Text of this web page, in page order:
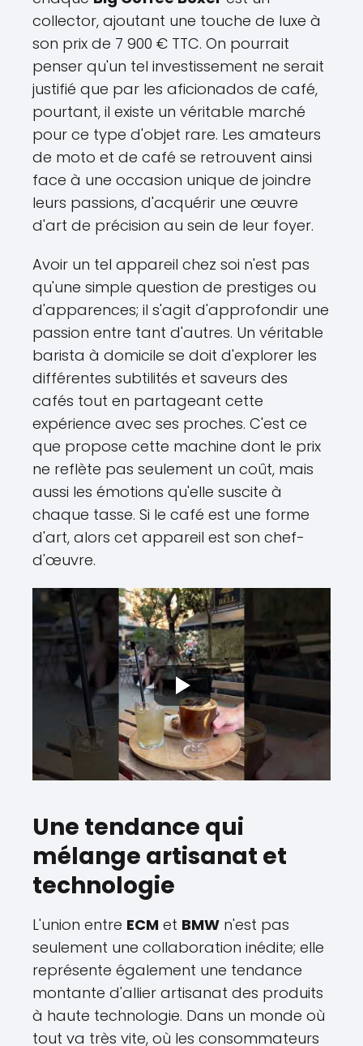
collector, ajoutant une touche de luxe à
son prix de 7 900 € TTC. On pourrait
penser qu'un tel investissement ne serait
justifié que par les aficionados de café,
pourtant, il existe un véritable marché
pour ce type d'objet rare. Les amateurs
de moto et de café se retrouvent ainsi
face à une occasion unique de joindre
leurs passions, d'acquérir une œuvre
d'art de précision au sein de leur foyer.
Avoir un tel appareil chez soi n'est pas
qu'une simple question de prestiges ou
d'apparences; il s'agit d'approfondir une
passion entre tant d'autres. Un véritable
barista à domicile se doit d'explorer les
différentes subtilités et saveurs des
cafés tout en partageant cette
expérience avec ses proches. C'est ce
que propose cette machine dont le prix
ne reflète pas seulement un coût, mais
aussi les émotions qu'elle suscite à
chaque tasse. Si le café est une forme
d'art, alors cet appareil est son chef-
d'œuvre.
Une tendance qui
mélange artisanat et
technologie
L'union entre ECM et BMW n'est pas
seulement une collaboration inédite; elle
représente également une tendance
montante d'allier artisanat des produits
à haute technologie. Dans un monde où
tout va très vite, où les consommateurs